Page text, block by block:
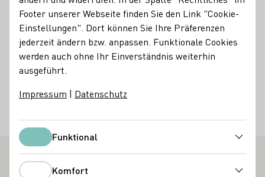
Erleben Sie eine abendliche Führung durch die Burg
Rheinfels und genießen Sie an malerischen Plätzen
innerhalb der Ruine edle und schmackhafte Weine aus den
St. Goarer Weinlagen des Weingutes Philipps-Mühle.
Erwachsene 25,- €/Kinder 12,00 € Jeweils inklusive
Weinglas mit Glashalter
Weinfeste
Footer unserer Webseite finden Sie den Link "Cookie-
Einstellungen". Dort können Sie Ihre Präferenzen
jederzeit ändern bzw. anpassen. Funktionale Cookies
werden auch ohne Ihr Einverständnis weiterhin
ausgeführt.
Impressum | Datenschutz
FunktionalFunktional
Komfort